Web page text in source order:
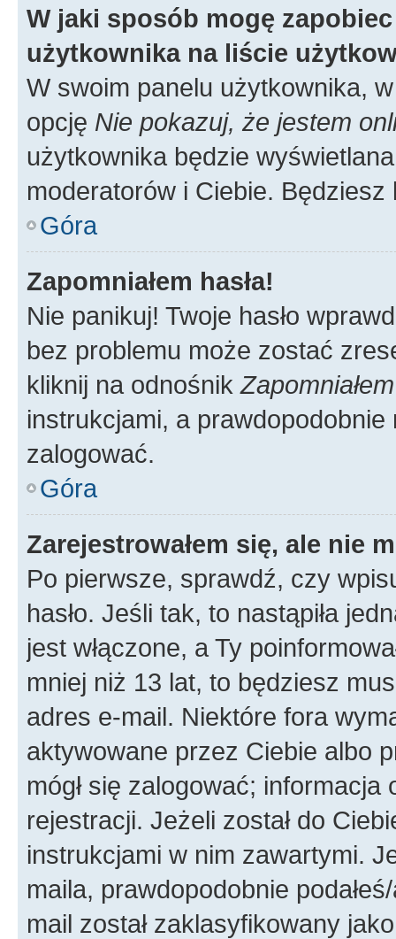
W jaki sposób mogę
użytkownika na liście
W swoim panelu użytkownika,
opcję Nie pokazuj, że jestem
użytkownika będzie
moderatorów i Ciebie.
Góra
Zapomniałem hasła!
Nie panikuj! Twoje hasło
bez problemu może zostać
kliknij na odnośnik
instrukcjami, a prawdopodobnie
zalogować.
Góra
Zarejestrowałem się, ale nie
Po pierwsze, sprawdź, czy
hasło. Jeśli tak, to nastąpiła
jest włączone, a Ty
mniej niż 13 lat, to będziesz
adres e-mail. Niektóre fora
aktywowane przez Ciebie albo
mógł się zalogować;
rejestracji. Jeżeli został do
instrukcjami w nim zawartymi.
maila, prawdopodobnie
mail został zaklasyfikowany